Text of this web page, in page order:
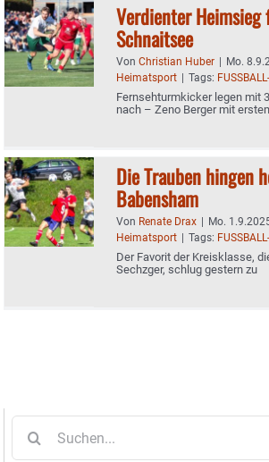
Verdienter Heimsieg
Schnaitsee
Von Christian Huber | Mo.
Heimatsport | Tags:
Fernsehturmkicker legen mit
nach – Zeno Berger mit
Die Trauben hingen
Babensham
Von Renate Drax | Mo.
Heimatsport | Tags:
Der Favorit der Kreisklasse,
Sechzger, schlug gestern zu
nach: